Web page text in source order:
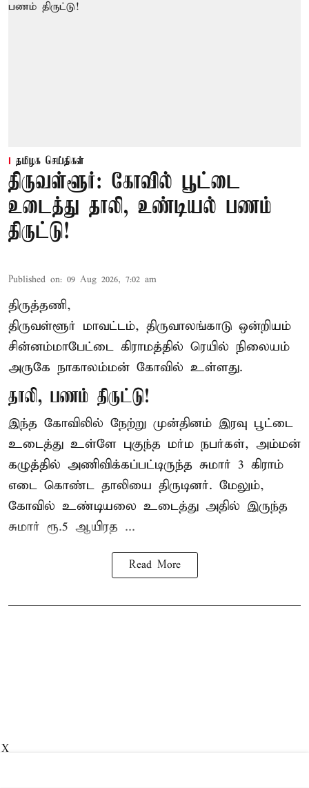
தமிழக செய்திகள்
திருவள்ளூர்: கோவில் பூட்டை
உடைத்து தாலி, உண்டியல் பணம்
திருட்டு!
Published on: 09 Aug 2026, 7:02 am
திருத்தணி,
திருவள்ளூர் மாவட்டம், திருவாலங்காடு ஒன்றியம்
சின்னம்மாபேட்டை கிராமத்தில் ரெயில் நிலையம்
அருகே நாகாலம்மன் கோவில் உள்ளது.
தாலி, பணம் திருட்டு!
இந்த கோவிலில் நேற்று முன்தினம் இரவு பூட்டை
உடைத்து உள்ளே புகுந்த மர்ம நபர்கள், அம்மன்
கழுத்தில் அணிவிக்கப்பட்டிருந்த சுமார் 3 கிராம்
எடை கொண்ட தாலியை திருடினர். மேலும்,
கோவில் உண்டியலை உடைத்து அதில் இருந்த
சுமார் ரூ.5 ஆயிரத ...
Read More
X